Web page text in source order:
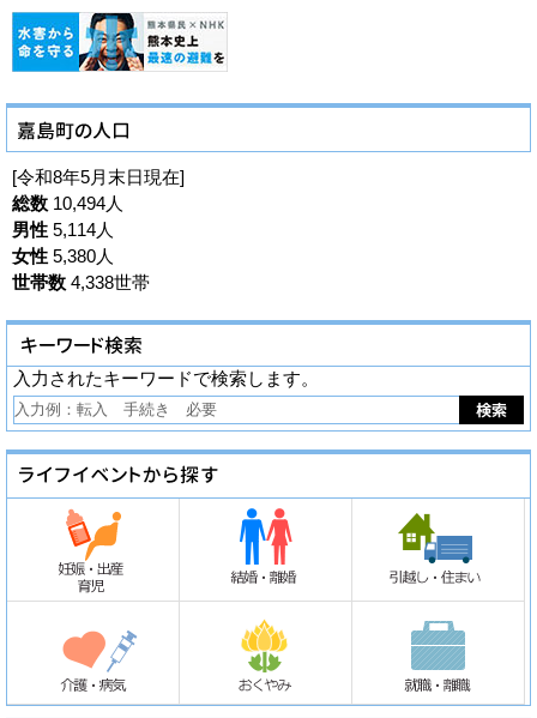
[令和8年5月末日現在]
総数 10,494人
男性 5,114人
女性 5,380人
世帯数 4,338世帯
入力されたキーワードで検索します。